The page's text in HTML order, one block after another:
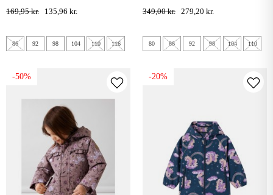
mauve mist
169,95 kr. 135,96 kr.
86 92 98 104 110 116
sand verbena
349,00 kr. 279,20 kr.
80 86 92 98 104 110
-50% -20%